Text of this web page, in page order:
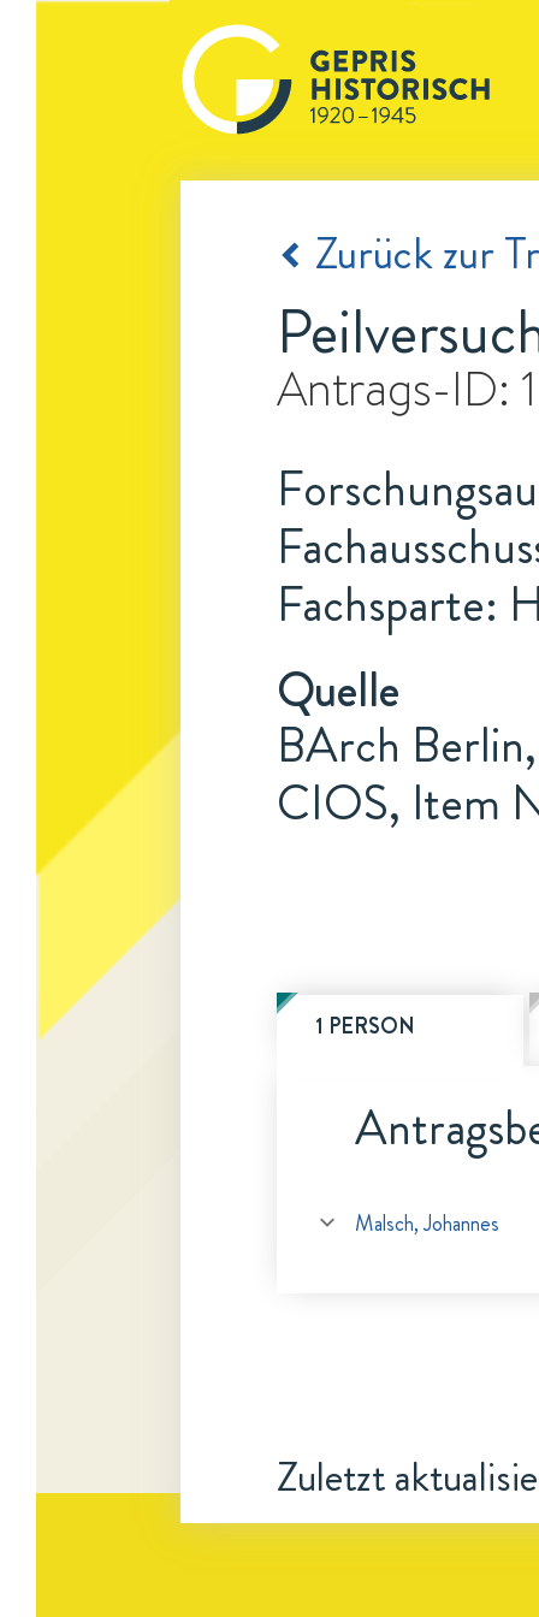
Zurück zur
Antrags-ID:
Fachsparte:
Quelle
BArch
CIOS, Item
1 PERSON
Malsch, Johannes
Zuletzt